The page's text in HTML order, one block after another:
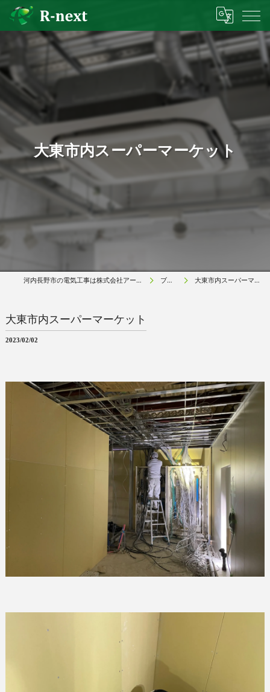
大東市内スーパーマーケット
河内長野市の電気工事は株式会社アールネクスト ブログ 大東市内スーパーマーケット
大東市内スーパーマーケット
2023/02/02